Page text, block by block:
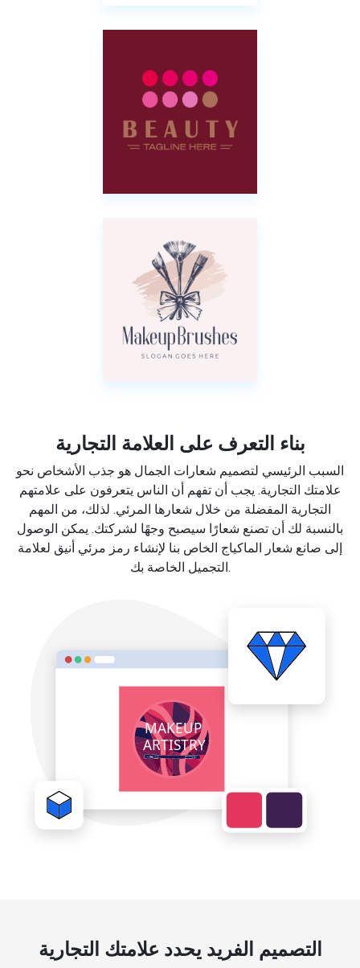
بناء التعرف على العلامة التجارية
السبب الرئيسي لتصميم شعارات الجمال هو جذب الأشخاص نحو
علامتك التجارية. يجب أن تفهم أن الناس يتعرفون على علامتهم
التجارية المفضلة من خلال شعارها المرئي. لذلك، من المهم
بالنسبة لك أن تصنع شعارًا سيصبح وجهًا لشركتك. يمكن الوصول
إلى صانع شعار الماكياج الخاص بنا لإنشاء رمز مرئي أنيق لعلامة
التجميل الخاصة بك.
التصميم الفريد يحدد علامتك التجارية